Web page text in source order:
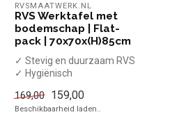
RVSMAATWERK.NL
RVS Werktafel met
bodemschap | Flat-
pack | 70x70x(H)85cm
✓ Stevig en duurzaam RVS
✓ Hygiënisch
✓ Flat-pack
x Zonder spat...
169,00 159,00
Beschikbaarheid laden..